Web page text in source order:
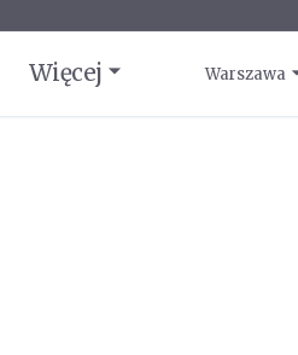
Więcej Warszawa